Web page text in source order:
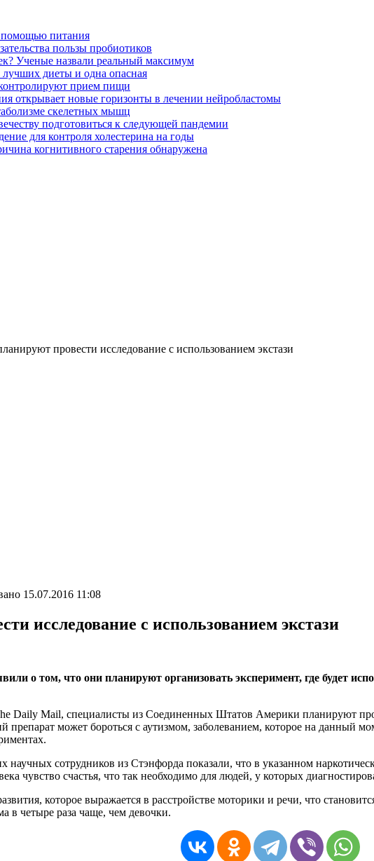
помощью питания
пользы пробиотиков
Ученые назвали реальный максимум
диеты и одна опасная
прием пищи
открывает новые горизонты в лечении нейробластомы
скелетных мышц
подготовиться к следующей пандемии
для контроля холестерина на годы
когнитивного старения обнаружена
провести исследование с использованием экстази
15.07.2016 11:08
исследование с использованием экстази
о том, что они планируют организовать эксперимент, где будет
Daily Mail, специалисты из Соединенных Штатов Америки планируют
препарат может бороться с аутизмом, заболеванием, которое на данный
сотрудников из Стэнфорда показали, что в указанном
чувство счастья, что так необходимо для людей, у которых
которое выражается в расстройстве моторики и речи, что
в четыре раза чаще, чем девочки.